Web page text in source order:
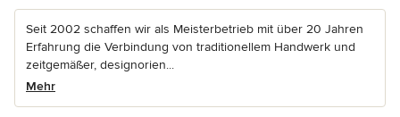
Seit 2002 schaffen wir als Meisterbetrieb mit über 20 Jahren
Erfahrung die Verbindung von traditionellem Handwerk und
zeitgemäßer, designorien...
Mehr